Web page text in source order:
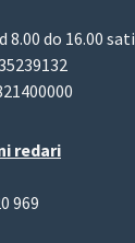
do 16.00 sati
redari
969